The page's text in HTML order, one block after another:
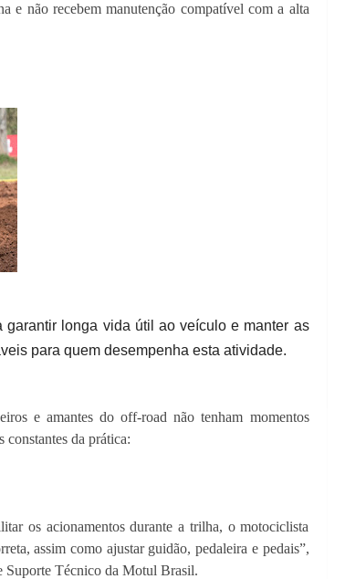
e não recebem manutenção compatível com a alta
garantir longa vida útil ao veículo e manter as
para quem desempenha esta atividade.
e amantes do off-road não tenham momentos
constantes da prática:
os acionamentos durante a trilha, o motociclista
assim como ajustar guidão, pedaleira e pedais”,
Suporte Técnico da Motul Brasil.